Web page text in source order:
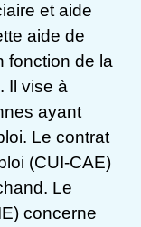
et aide
aide de
fonction de la
Il vise à
ayant
Le contrat
(CUI-CAE)
Le
concerne